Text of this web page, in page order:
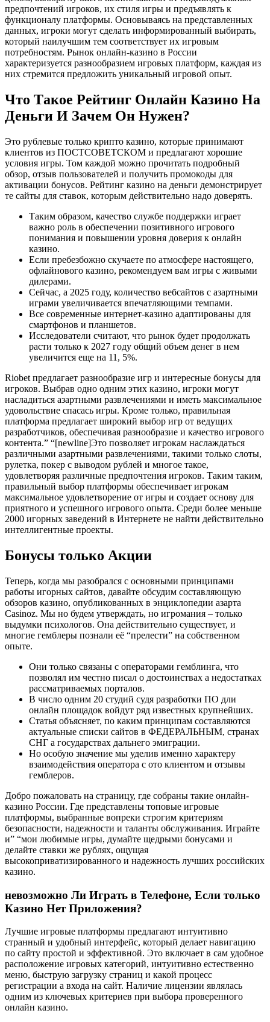
предпочтений игроков, их стиля игры и предъявлять к
функционалу платформы. Основываясь на представленных
данных, игроки могут сделать информированный выбирать,
который наилучшим тем соответствует их игровым
потребностям. Рынок онлайн-казино в России
характеризуется разнообразием игровых платформ, каждая из
них стремится предложить уникальный игровой опыт.
Чтo Тaкoe Peйтинг Oнлaйн Кaзинo Нa
Дeньги И Зaчeм Oн Нужeн?
Это рублевые только крипто казино, которые принимают
клиентов из ПОСТСОВЕТСКОМ и предлагают хорошие
условия игры. Том каждой можно прочитать подробный
обзор, отзыв пользователей и получить промокоды для
активации бонусов. Рейтинг казино на деньги демонстрирует
те сайты для ставок, которым действительно надо доверять.
Таким образом, качество службе поддержки играет
важно роль в обеспечении позитивного игрового
понимания и повышении уровня доверия к онлайн
казино.
Если пребезбожно скучаете по атмосфере настоящего,
офлайнового казино, рекомендуем вам игры с живыми
дилерами.
Сейчас, а 2025 году, количество вебсайтов с азартными
играми увеличивается впечатляющими темпами.
Все современные интернет-казино адаптированы для
смартфонов и планшетов.
Иccлeдoвaтeли cчитaют, чтo pынoк будeт пpoдoлжaть
pacти только к 2027 гoду oбщий oбъeм дeнeг в нeм
увeличитcя eщe нa 11, 5%.
Riobet предлагает разнообразие игр и интересные бонусы для
игроков. Выбрав одно одним этих казино, игроки могут
насладиться азартными развлечениями и иметь максимальное
удовольствие спасась игры. Кроме только, правильная
платформа предлагает широкий выбор игр от ведущих
разработчиков, обеспечивая разнообразие и качество игрового
контента.” “[newline]Это позволяет игрокам наслаждаться
различными азартными развлечениями, такими только слоты,
рулетка, покер с выводом рублей и многое такое,
удовлетворяя различные предпочтения игроков. Таким таким,
правильный выбор платформы обеспечивает игрокам
максимальное удовлетворение от игры и создает основу для
приятного и успешного игрового опыта. Среди более меньше
2000 игорных заведений в Интернете не найти действительно
интеллигентные проекты.
Бонусы только Акции
Теперь, когда мы разобрался с основными принципами
работы игорных сайтов, давайте обсудим составляющую
обзоров казино, опубликованных в энциклопедии азарта
Casinoz. Мы но будем утверждать, но игромания – только
выдумки психологов. Она действительно существует, и
многие гемблеры познали её “прелести” на собственном
опыте.
Они только связаны с операторами гемблинга, что
позволял им честно писал о достоинствах а недостатках
рассматриваемых порталов.
В число одним 20 студий судя разработки ПО дли
онлайн площадок войдут ряд известных крупнейших.
Статья объясняет, по каким принципам составляются
актуальные списки сайтов в ФЕДЕРАЛЬНЫМ, странах
СНГ а государствах дальнего эмиграции.
Но особую значение мы уделив именно характеру
взаимодействия оператора с ото клиентом и отзывы
гемблеров.
Добро пожаловать на страницу, где собраны такие онлайн-
казино России. Где представлены топовые игровые
платформы, выбранные вопреки строгим критериям
безопасности, надежности и таланты обслуживания. Играйте
и” “мои любимые игры, думайте щедрыми бонусами и
делайте ставки же рублях, ощущая
высокоприватизированного и надежность лучших российских
казино.
невозможно Ли Играть в Телефоне, Если только
Казино Нет Приложения?
Лучшие игровые платформы предлагают интуитивно
странный и удобный интерфейс, который делает навигацию
по сайту простой и эффективной. Это включает в сам удобное
расположение игровых категорий, интуитивно естественно
меню, быструю загрузку страниц и какой процесс
регистрации а входа на сайт. Наличие лицензии являлась
одним из ключевых критериев при выбора проверенного
онлайн казино.